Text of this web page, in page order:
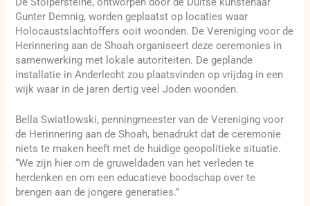
Gunter Demnig, worden geplaatst op locaties waar
Holocaustslachtoffers ooit woonden. De Vereniging voor de
Herinnering aan de Shoah organiseert deze ceremonies in
samenwerking met lokale autoriteiten. De geplande
installatie in Anderlecht zou plaatsvinden op vrijdag in een
wijk waar in de jaren dertig veel Joden woonden.
Bella Swiatlowski, penningmeester van de Vereniging voor
de Herinnering aan de Shoah, benadrukt dat de ceremonie
niets te maken heeft met de huidige geopolitieke situatie.
“We zijn hier om de gruweldaden van het verleden te
herdenken en om een educatieve boodschap over te
brengen aan de jongere generaties.”